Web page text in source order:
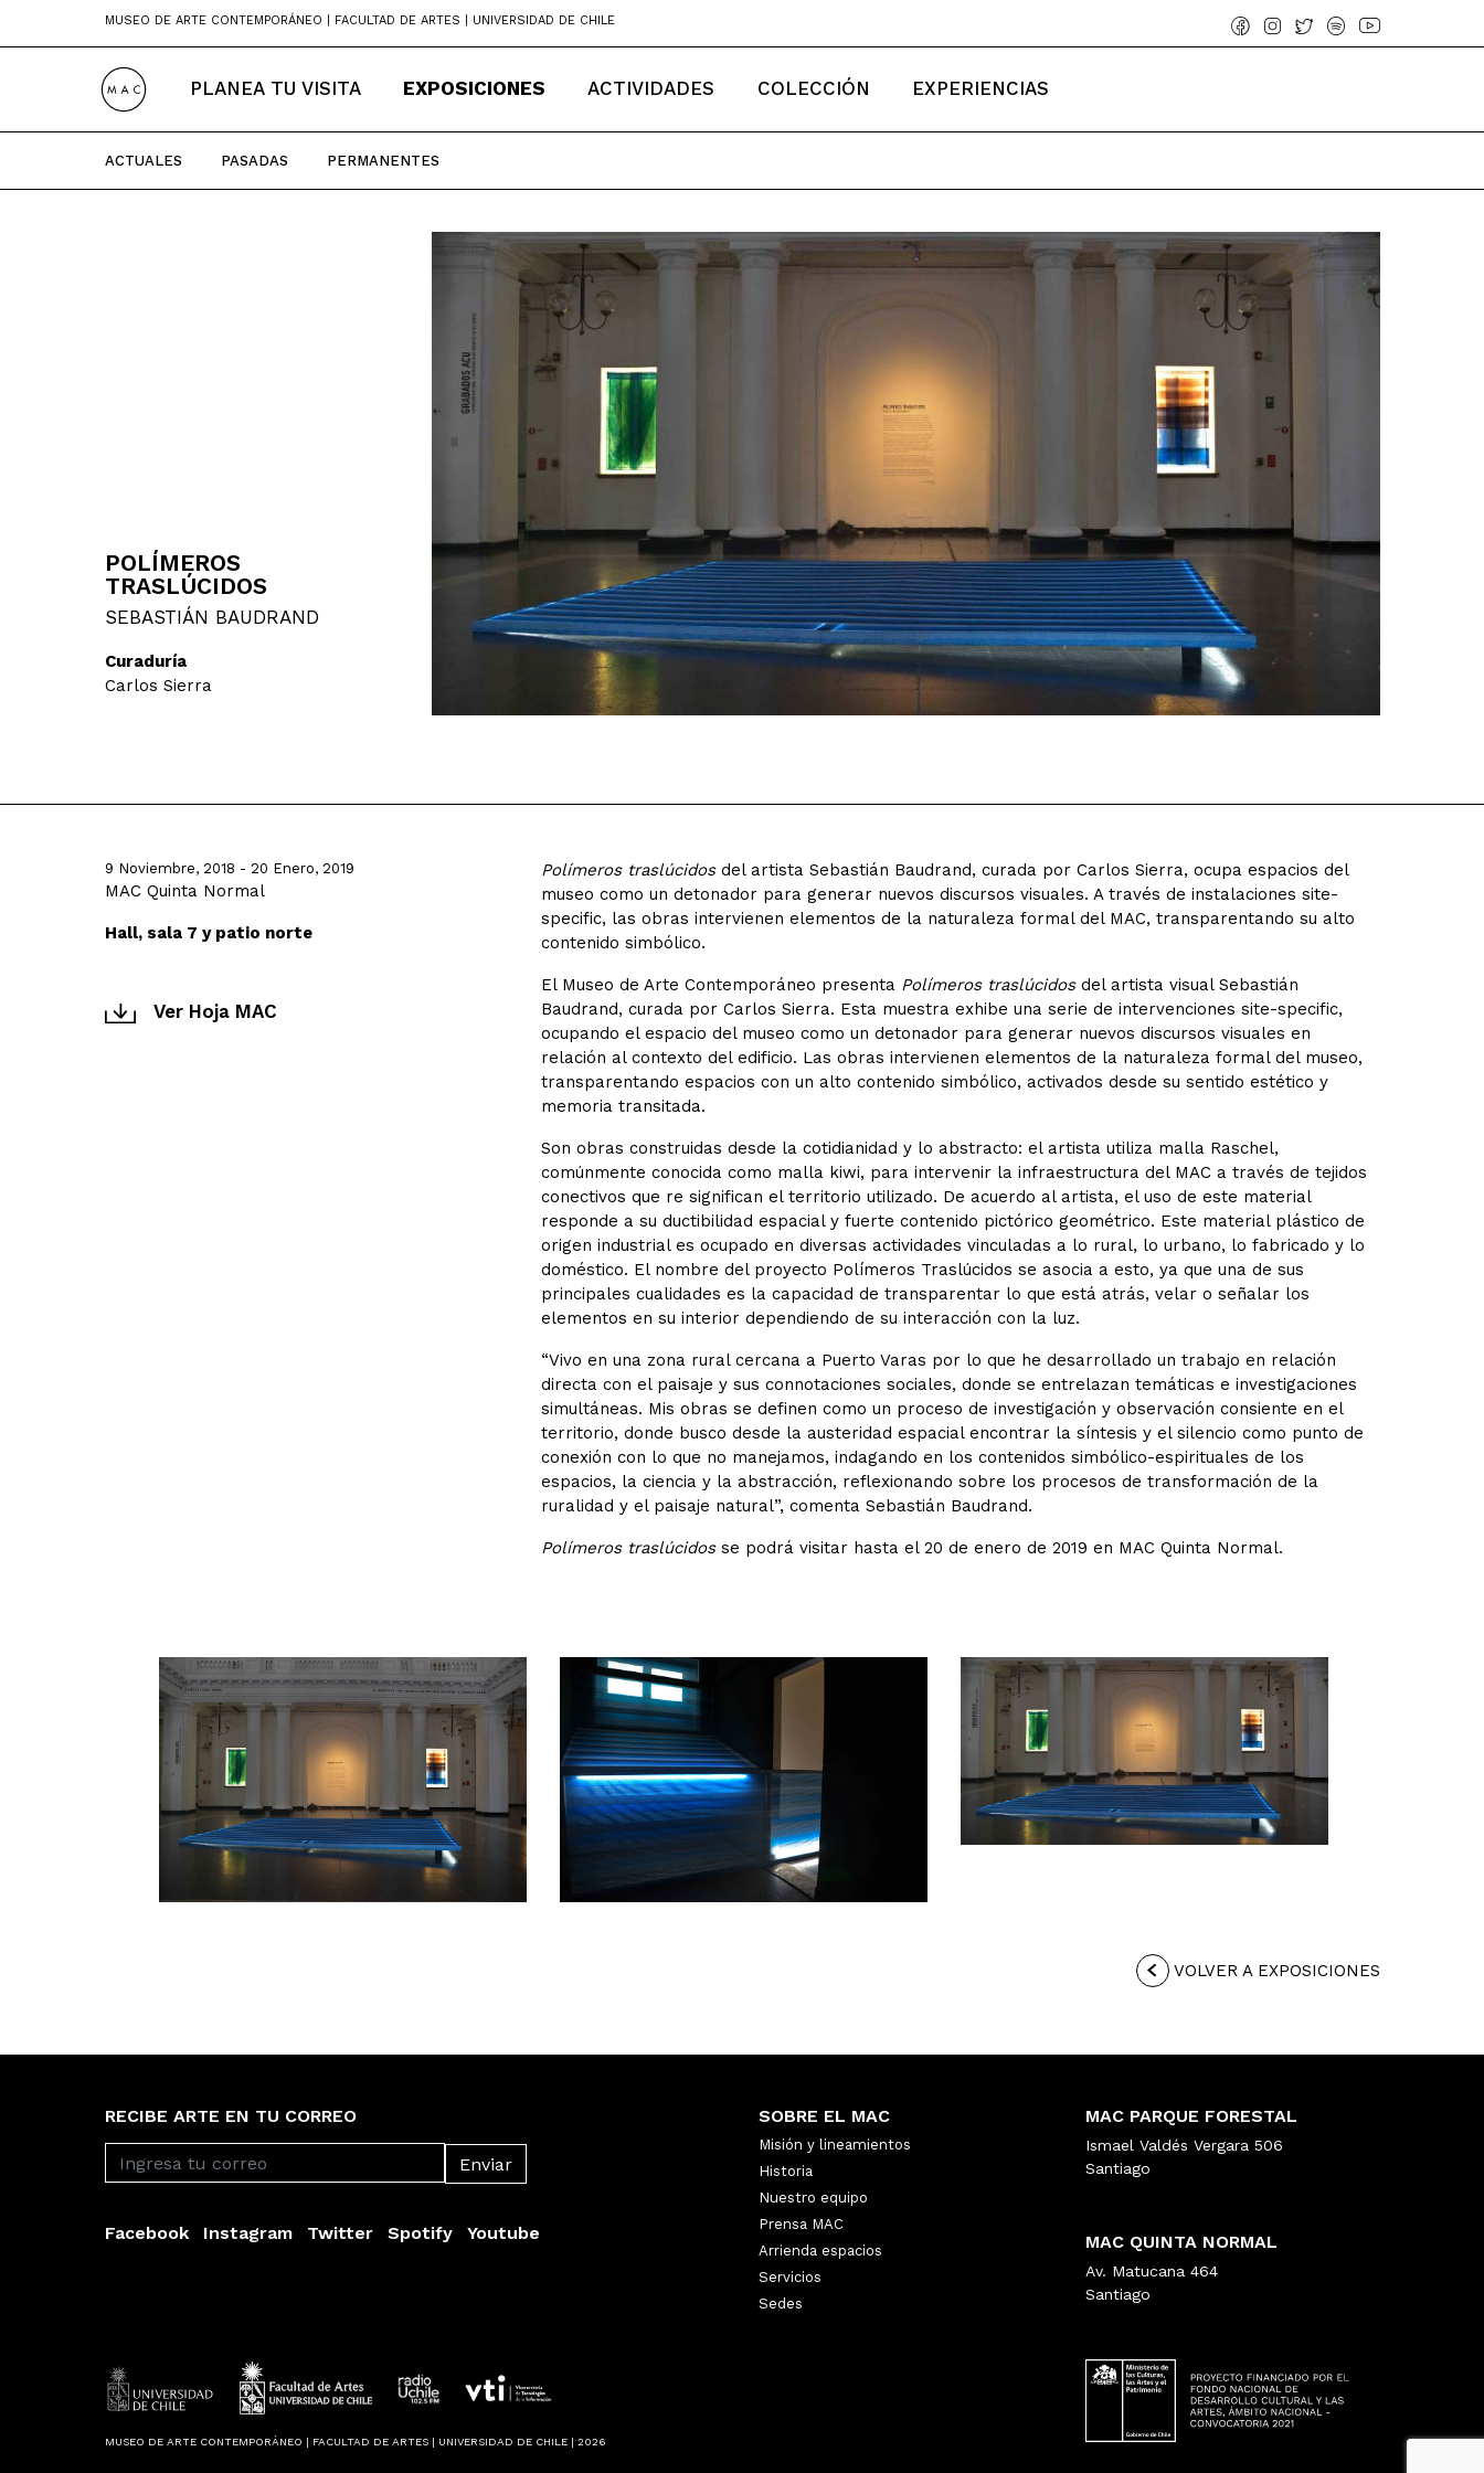
MUSEO DE ARTE CONTEMPORÁNEO | FACULTAD DE ARTES | UNIVERSIDAD DE CHILE
PLANEA TU VISITA EXPOSICIONES ACTIVIDADES COLECCIÓN EXPERIENCIAS
ACTUALES PASADAS PERMANENTES
POLÍMEROS
TRASLÚCIDOS
SEBASTIÁN BAUDRAND
Curaduría
Carlos Sierra
9 Noviembre, 2018 - 20 Enero, 2019
MAC Quinta Normal
Hall, sala 7 y patio norte
Ver Hoja MAC
Polímeros traslúcidosdel artista Sebastián Baudrand, curada por Carlos Sierra, ocupa espacios del
museo como un detonador para generar nuevos discursos visuales. A través de instalaciones site-
specific, las obras intervienen elementos de la naturaleza formal del MAC, transparentando su alto
contenido simbólico.
El Museo de Arte Contemporáneo presenta Polímeros traslúcidosdel artista visual Sebastián
Baudrand, curada por Carlos Sierra. Esta muestra exhibe una serie de intervenciones site-specific,
ocupando el espacio del museo como un detonador para generar nuevos discursos visuales en
relación al contexto del edificio. Las obras intervienen elementos de la naturaleza formal del museo,
transparentando espacios con un alto contenido simbólico, activados desde su sentido estético y
memoria transitada.
Son obras construidas desde la cotidianidad y lo abstracto: el artista utiliza malla Raschel,
comúnmente conocida como malla kiwi, para intervenir la infraestructura del MAC a través de tejidos
conectivos que re significan el territorio utilizado. De acuerdo al artista, el uso de este material
responde a su ductibilidad espacial y fuerte contenido pictórico geométrico. Este material plástico de
origen industrial es ocupado en diversas actividades vinculadas a lo rural, lo urbano, lo fabricado y lo
doméstico. El nombre del proyecto Polímeros Traslúcidos se asocia a esto, ya que una de sus
principales cualidades es la capacidad de transparentar lo que está atrás, velar o señalar los
elementos en su interior dependiendo de su interacción con la luz.
“Vivo en una zona rural cercana a Puerto Varas por lo que he desarrollado un trabajo en relación
directa con el paisaje y sus connotaciones sociales, donde se entrelazan temáticas e investigaciones
simultáneas. Mis obras se definen como un proceso de investigación y observación consiente en el
territorio, donde busco desde la austeridad espacial encontrar la síntesis y el silencio como punto de
conexión con lo que no manejamos, indagando en los contenidos simbólico-espirituales de los
espacios, la ciencia y la abstracción, reflexionando sobre los procesos de transformación de la
ruralidad y el paisaje natural”, comenta Sebastián Baudrand.
Polímeros traslúcidosse podrá visitar hasta el 20 de enero de 2019 en MAC Quinta Normal.
VOLVER A EXPOSICIONES
RECIBE ARTE EN TU CORREO
Facebook Instagram Twitter Spotify Youtube
MUSEO DE ARTE CONTEMPORÁNEO | FACULTAD DE ARTES | UNIVERSIDAD DE CHILE | 2026
SOBRE EL MAC
Misión y lineamientos
Historia
Nuestro equipo
Prensa MAC
Arrienda espacios
Servicios
Sedes
MAC PARQUE FORESTAL
Ismael Valdés Vergara 506
Santiago
MAC QUINTA NORMAL
Av. Matucana 464
Santiago